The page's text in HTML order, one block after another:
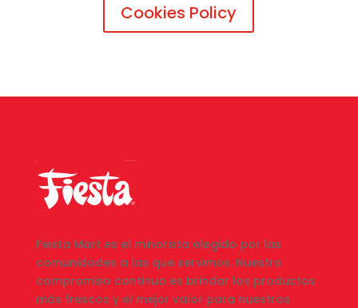
Cookies Policy
Fiesta Mart es el minorista elegido por las
comunidades a las que servimos. Nuestro
compromiso continuo es brindar los productos
más frescos y el mejor valor para nuestros